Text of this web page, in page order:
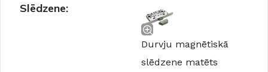
Slēdzene:
Durvju magnētiskā
slēdzene matēts